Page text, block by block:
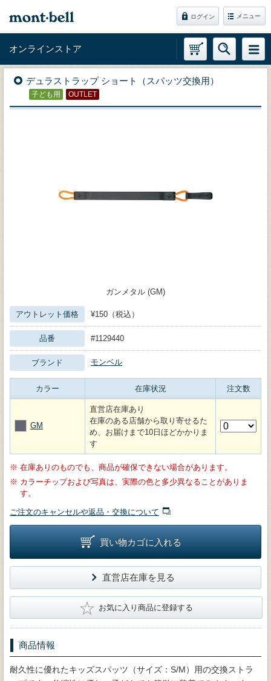
ログイン メニュー
オンラインストア
デュラストラップ ショート（スパッツ交換用）
子ども用 OUTLET
ガンメタル (GM)
アウトレット価格 ¥150（税込）
品番 #1129440
ブランド モンベル
カラー 在庫状況 注文数
GM
直営店在庫あり
在庫のある店舗から取り寄せるた
め、お届けまで10日ほどかかりま
す
※ 在庫ありのものでも、商品が確保できない場合があります。
※ カラーチップおよび写真は、実際の色と多少異なることがありま
す。
ご注文のキャンセルや返品・交換について
買い物カゴに入れる
直営店在庫を見る
★ お気に入り商品に登録する
商品情報
耐久性に優れたキッズスパッツ（サイズ：S/M）用の交換ストラ